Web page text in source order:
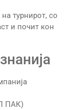
турнирот, со
и почит кон
ПАК)